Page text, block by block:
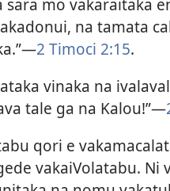
na tamata
2 Timoci 2:15.
vinaka na
tale ga na Kalou!”​—
qori e
vakaiVolatabu. Ni